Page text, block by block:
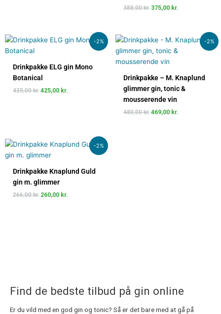
388,00kr. 375,00 kr.
-2%
Drinkpakke ELG gin Mono
Botanical
435,00kr.
Den
oprindelige
435,00 kr..
425,00 kr.
Den
aktuelle
425,00 kr..
-2%
Drinkpakke – M. Knaplund
glimmer gin, tonic &
mousserende vin
480,00kr.
Den
pris
var:
469,00 kr.
Den
aktuelle
-2%
Drinkpakke Knaplund Guld
gin m. glimmer
266,00kr.
Den
oprindelige
pris
266,00 kr..
260,00 kr.
Den
260,00 kr..
Find de bedste tilbud på gin online
Er du vild med en god gin og tonic? Så er det bare med at gå på